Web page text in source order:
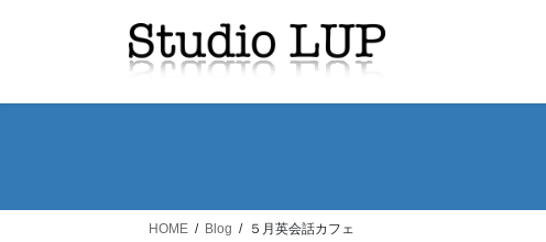
HOME Blog ５月英会話カフェ